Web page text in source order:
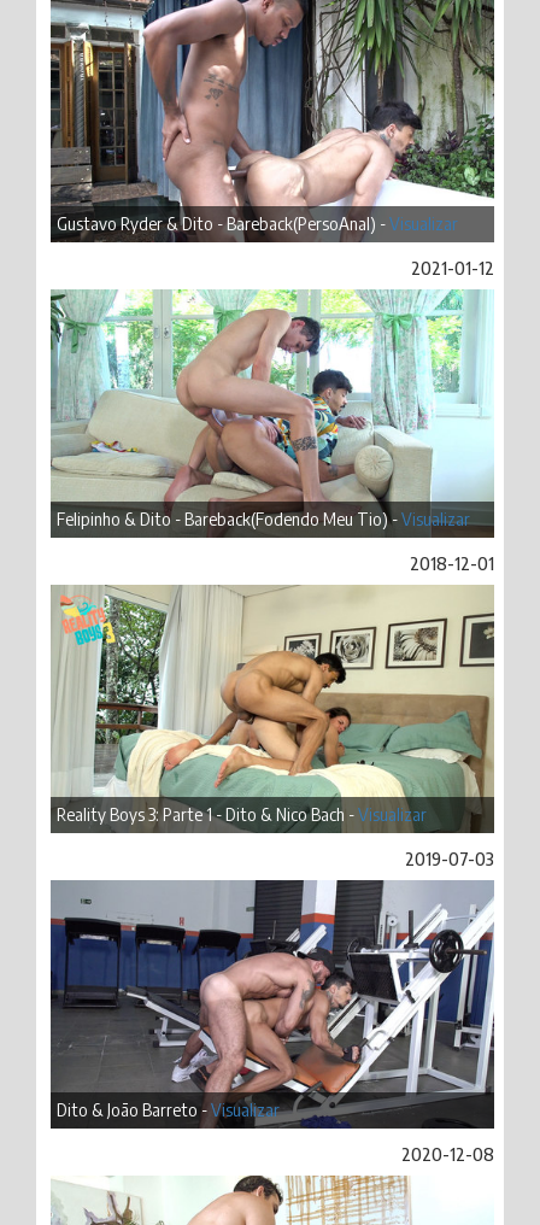
Gustavo Ryder & Dito - Bareback(PersoAnal) -Visualizar
2021-01-12
Felipinho & Dito - Bareback(Fodendo Meu Tio) -Visualizar
2018-12-01
Reality Boys 3: Parte 1 - Dito & Nico Bach -Visualizar
2019-07-03
Dito & João Barreto -Visualizar
2020-12-08